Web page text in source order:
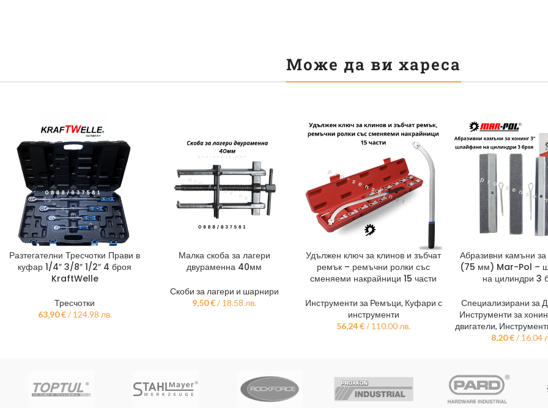
Може да ви хареса
ДОБАВЯНЕ В КОЛИЧКАТА
Разтегателни Тресчотки Прави в
куфар 1/4″ 3/8″ 1/2″ 4 броя
KraftWelle
Тресчотки
63,90€/ 124.98 лв.
ДОБАВЯНЕ В КОЛИЧКАТА
Малка скоба за лагери
двураменна 40мм
Скоби за лагери и шарнири
9,50€/ 18.58 лв.
ДОБАВЯНЕ В КОЛИЧКАТА
Удължен ключ за клинов и зъбчат
ремък – ремъчни ролки със
сменяеми накрайници 15 части
Инструменти за Ремъци, Куфари с
инструменти
56,24€ / 110.00 лв.
ДОБАВЯНЕ В
Абразивни камъни за
(75 мм) Mar-Pol –
на цилиндри 3
Специализирани за
Инструменти за
двигатели,
8,20€/ 16.04